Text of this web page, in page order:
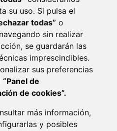
su uso. Si pulsa el
todas” o
sin realizar
se guardarán las
imprescindibles.
sus preferencias
“Panel de
de cookies”.
más información,
y posibles
LEGAL
DE DATOS
DE COOKIES
ENLACE EXTERNO AL